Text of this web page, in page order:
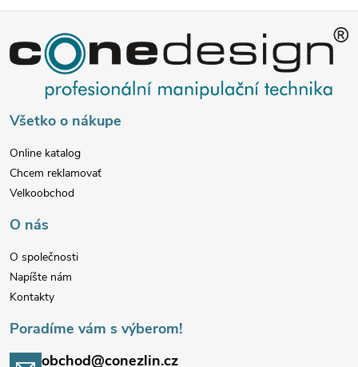
á
p
ä
t
e
Všetko o nákupe
Online katalog
Chcem reklamovať
Velkoobchod
O nás
O společnosti
Napíšte nám
Kontakty
Poradíme vám s výberom!
obchod@conezlin.cz